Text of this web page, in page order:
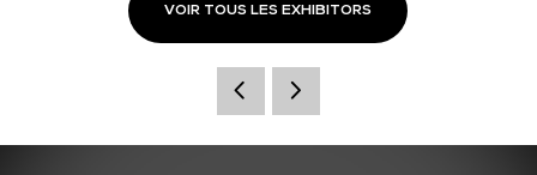
VOIR TOUS LES EXHIBITORS